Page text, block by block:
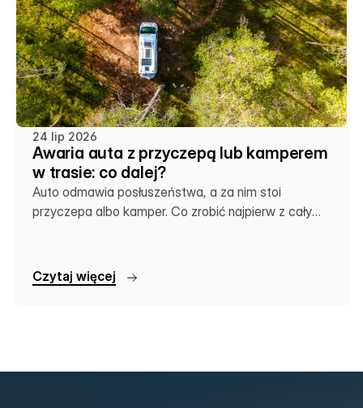
24 lip 2026
Awaria auta z przyczepą lub kamperem
w trasie: co dalej?
Auto odmawia posłuszeństwa, a za nim stoi
przyczepa albo kamper. Co zrobić najpierw z całym
Czytaj więcej